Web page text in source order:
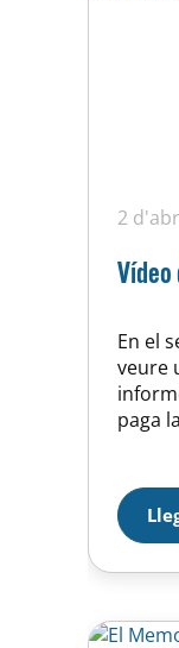
2
Vídeo
En el
veure
paga